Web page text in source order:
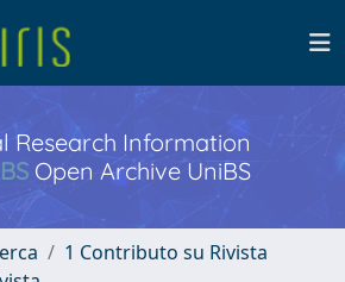
Research Information
Open Archive UniBS
1 Contributo su Rivista